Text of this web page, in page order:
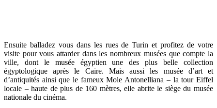
Ensuite balladez vous dans les rues de Turin et profitez de votre
visite pour vous attarder dans les nombreux musées que compte la
ville, dont le musée égyptien une des plus belle collection
égyptologique après le Caire. Mais aussi les musée d’art et
d’antiquités ainsi que le fameux Mole Antonelliana – la tour Eiffel
locale – haute de plus de 160 mètres, elle abrite le siège du musée
nationale du cinéma.